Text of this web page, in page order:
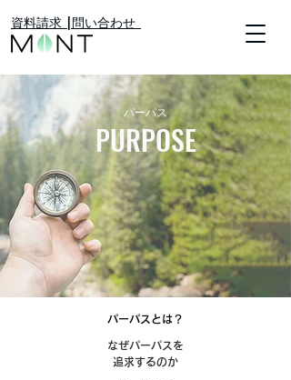
​資料請求 |​問い合わせ
​パーパス
PURPOSE
パーパスとは？
なぜパーパスを
追求するのか